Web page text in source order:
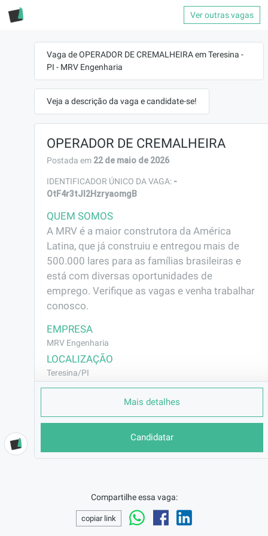
Ver outras vagas
Vaga de OPERADOR DE CREMALHEIRA em Teresina -
PI - MRV Engenharia
Veja a descrição da vaga e candidate-se!
OPERADOR DE CREMALHEIRA
Postada em 22 de maio de 2026
IDENTIFICADOR ÚNICO DA VAGA: -
OtF4r3tJl2HzryaomgB
QUEM SOMOS
A MRV é a maior construtora da América
Latina, que já construiu e entregou mais de
500.000 lares para as famílias brasileiras e
está com diversas oportunidades de
emprego. Verifique as vagas e venha trabalhar
conosco.
EMPRESA
MRV Engenharia
LOCALIZAÇÃO
Teresina/PI
REMUNERAÇÃO
VAGA AFIRMATIVA
Construção Civil
BENEFÍCIOS
Candidatar
Mais detalhes
Compartilhe essa vaga:
copiar link